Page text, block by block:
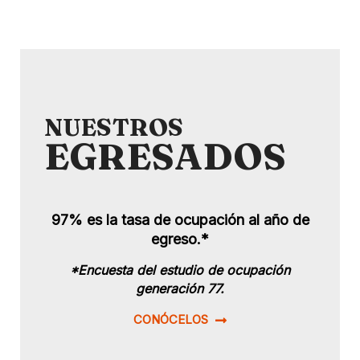
NUESTROS
EGRESADOS
97% es la tasa de ocupación al año de
egreso.*
*Encuesta del estudio de ocupación
generación 77.
CONÓCELOS